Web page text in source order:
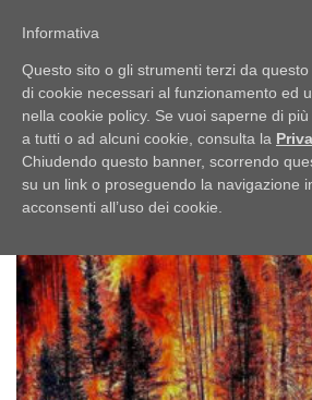
PUBBLICI IMBROGLIONI
HOME LO SCAFFALE
UFFICIO STAMPA
TAG:INCENDI
Informativa
Questo sito o gli strumenti terzi da
di cookie necessari al funzionamento ed
nella cookie policy. Se vuoi saperne di
a tutti o ad alcuni cookie, consulta la
Chiudendo questo banner, scorrendo
su un link o proseguendo la navigazione
acconsenti all’uso dei cookie.